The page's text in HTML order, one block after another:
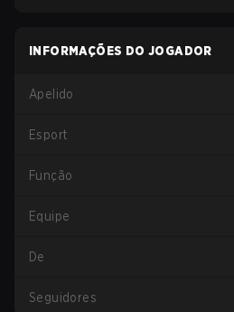
INFORMAÇÕES DO JOGADOR
Apelido
Esport
Função
Equipe
De
Seguidores